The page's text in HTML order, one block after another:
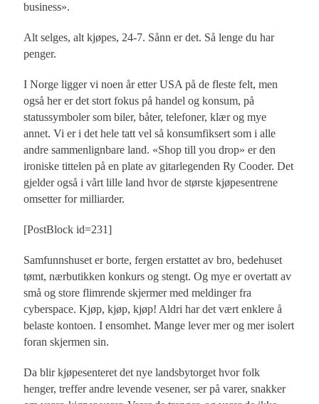
business».
Alt selges, alt kjøpes, 24-7. Sånn er det. Så lenge du har
penger.
I Norge ligger vi noen år etter USA på de fleste felt, men
også her er det stort fokus på handel og konsum, på
statussymboler som biler, båter, telefoner, klær og mye
annet. Vi er i det hele tatt vel så konsumfiksert som i alle
andre sammenlignbare land. «Shop till you drop» er den
ironiske tittelen på en plate av gitarlegenden Ry Cooder. Det
gjelder også i vårt lille land hvor de største kjøpesentrene
omsetter for milliarder.
[PostBlock id=231]
Samfunnshuset er borte, fergen erstattet av bro, bedehuset
tømt, nærbutikken konkurs og stengt. Og mye er overtatt av
små og store flimrende skjermer med meldinger fra
cyberspace. Kjøp, kjøp, kjøp! Aldri har det vært enklere å
belaste kontoen. I ensomhet. Mange lever mer og mer isolert
foran skjermen sin.
Da blir kjøpesenteret det nye landsbytorget hvor folk
henger, treffer andre levende vesener, ser på varer, snakker